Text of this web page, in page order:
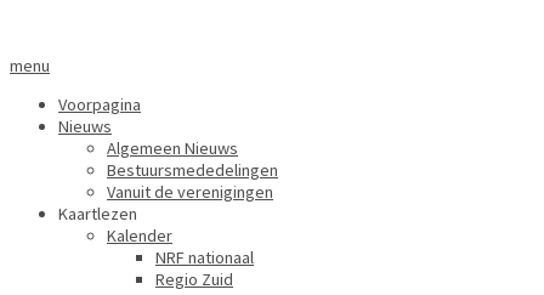
menu
Voorpagina
Nieuws
Algemeen Nieuws
Bestuursmededelingen
Vanuit de verenigingen
Kaartlezen
Kalender
NRF nationaal
Regio Zuid